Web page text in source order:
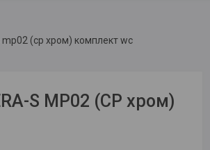
(cp хром) комплект wc
S MP02 (CP хром)